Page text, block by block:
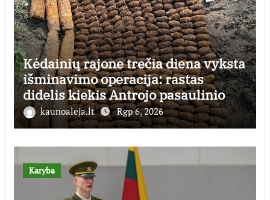
Kėdainių rajone trečia diena vyksta
išminavimo operacija: rastas
didelis kiekis Antrojo pasaulinio
karo laikų standartinės amunicijos
ir jos dalių
kaunoaleja.lt Rgp 6, 2026
Karyba